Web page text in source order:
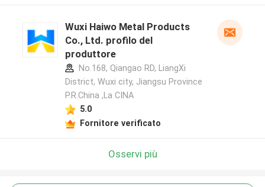
Wuxi Haiwo Metal Products
Co., Ltd. profilo del
produttore
No.168, Qiangao RD, LiangXi
District, Wuxi city, Jiangsu Province
P.R.China ,La CINA
5.0
Fornitore verificato
Osservi più